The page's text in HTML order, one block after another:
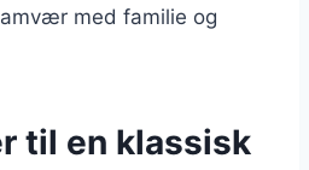
med familie og
til en klassisk